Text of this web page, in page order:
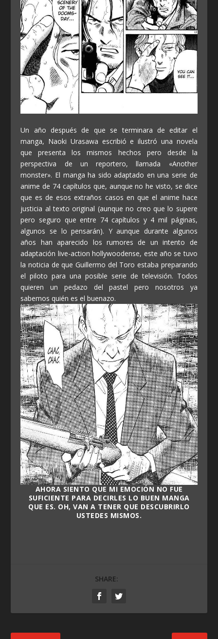
Un año después de que se terminara de editar el
manga, Naoki Urasawa escribió e ilustró una novela
que presenta los mismos hechos pero desde la
perspectiva de un reportero, llamada «Another
monster». El manga ha sido adaptado en una serie de
anime de 74 capítulos que, aunque no he visto, se dice
que es de esos extraños casos en que el anime hace
justicia al texto original (aunque no creo que lo supere
pero seguro que entre 74 capítulos y 4 mil páginas,
algunos se lo pensarán). Y aunque durante algunos
años han aparecido los rumores de un intento de
adaptación live-action hollywoodense, este año se tuvo
la noticia de que Guillermo del Toro estaba preparando
el piloto para una posible serie de televisión. Todos
quieren un pedazo del pastel pero nosotros ya
sabemos quién es el buenazo.
AHORA SIENTO QUE MI EMOCIÓN NO FUE
SUFICIENTE PARA DECIRLES LO BUEN MANGA
QUE ES. OH, VAN A TENER QUE DESCUBRIRLO
USTEDES MISMOS.
SHARE: